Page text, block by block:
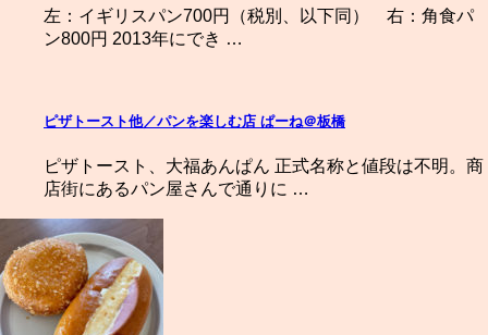
左：イギリスパン700円（税別、以下同） 右：角食パ
ン800円 2013年にでき …
ピザトースト他／パンを楽しむ店 ぱーね＠板橋
ピザトースト、大福あんぱん 正式名称と値段は不明。商
店街にあるパン屋さんで通りに …